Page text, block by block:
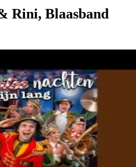
Rini, Blaasband